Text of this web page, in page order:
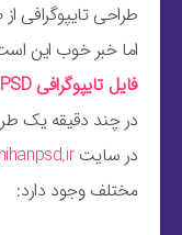
طراحی تایپوگرافی
اما خبر خوب این
فایل تایپوگرافی PSD
در چند دقیقه یک
در سایت
مختلف وجود دارد: